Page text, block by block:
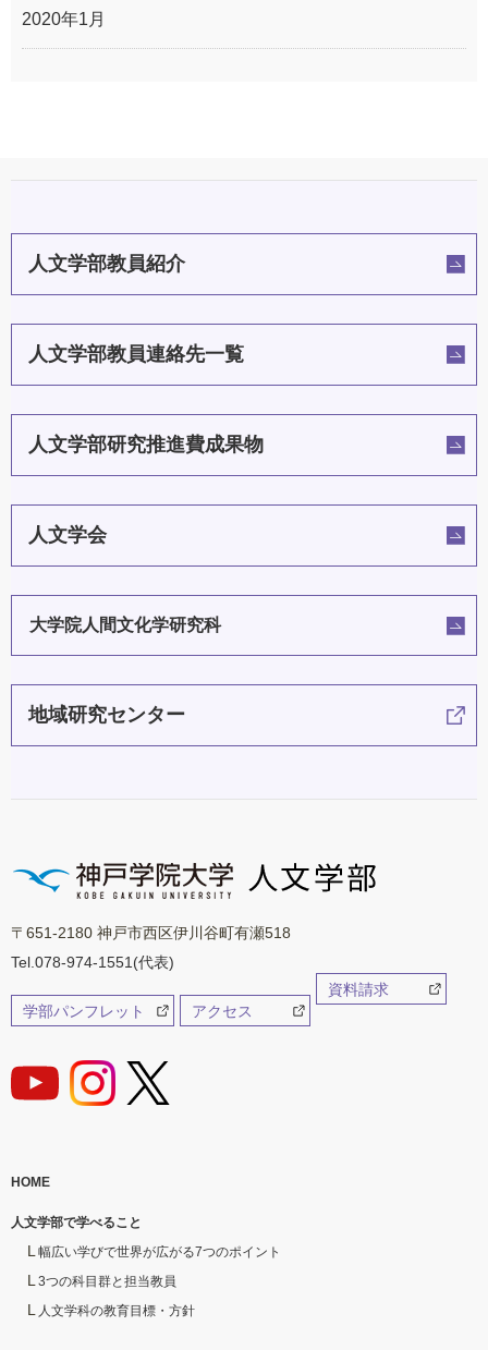
2020年1月
人文学部教員紹介
人文学部教員連絡先一覧
人文学部研究推進費成果物
人文学会
大学院人間文化学研究科
地域研究センター
〒651-2180 神戸市西区伊川谷町有瀬518
Tel.078-974-1551(代表)
学部パンフレット アクセス
資料請求
HOME
人文学部で学べること
幅広い学びで世界が広がる7つのポイント
3つの科目群と担当教員
人文学科の教育目標・方針